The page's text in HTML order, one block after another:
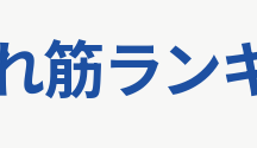
筋ラン